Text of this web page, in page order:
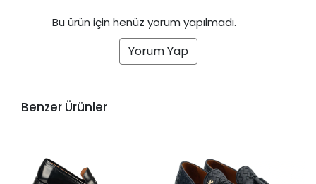
Bu ürün için henüz yorum yapılmadı.
Yorum Yap
Benzer Ürünler